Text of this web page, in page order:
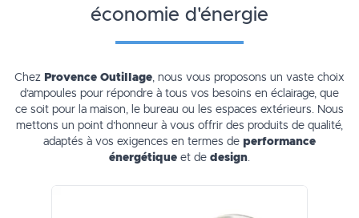
économie d'énergie
Chez Provence Outillage, nous vous proposons un vaste choix
d’ampoules pour répondre à tous vos besoins en éclairage, que
ce soit pour la maison, le bureau ou les espaces extérieurs. Nous
mettons un point d’honneur à vous offrir des produits de qualité,
adaptés à vos exigences en termes de performance
énergétique et de design.